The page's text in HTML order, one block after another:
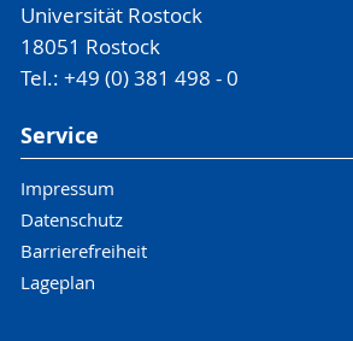
Universität Rostock
18051 Rostock
Tel.: +49 (0) 381 498 - 0
Service
Impressum
Datenschutz
Barrierefreiheit
Lageplan